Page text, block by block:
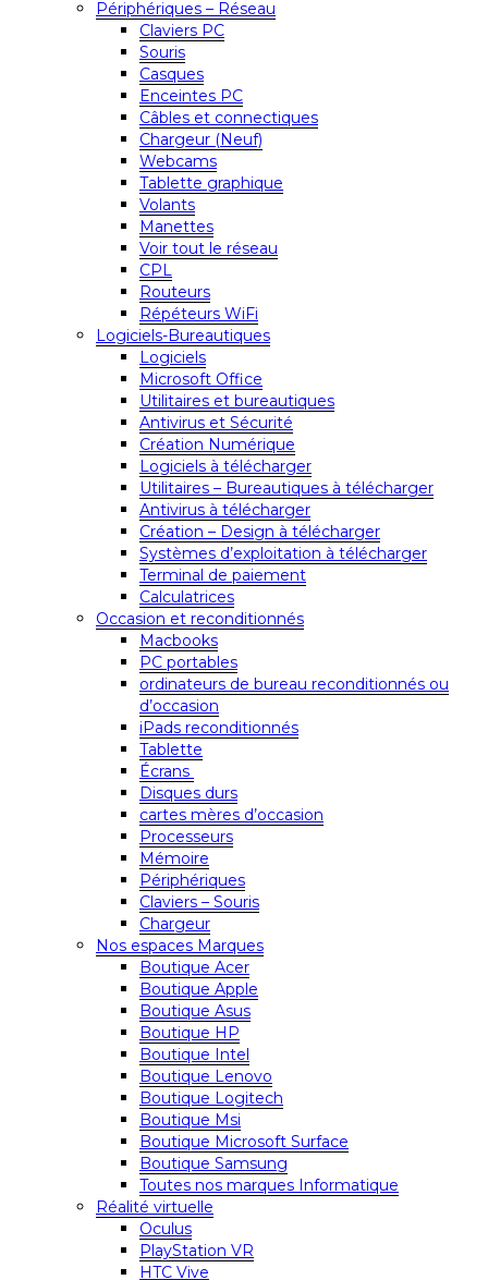
Périphériques – Réseau
Claviers PC
Souris
Casques
Enceintes PC
Câbles et connectiques
Chargeur (Neuf)
Webcams
Tablette graphique
Volants
Manettes
Voir tout le réseau
CPL
Routeurs
Répéteurs WiFi
Logiciels-Bureautiques
Logiciels
Microsoft Office
Utilitaires et bureautiques
Antivirus et Sécurité
Création Numérique
Logiciels à télécharger
Utilitaires – Bureautiques à télécharger
Antivirus à télécharger
Création – Design à télécharger
Systèmes d’exploitation à télécharger
Terminal de paiement
Calculatrices
Occasion et reconditionnés
Macbooks
PC portables
ordinateurs de bureau reconditionnés ou
d’occasion
iPads reconditionnés
Tablette
Écrans
Disques durs
cartes mères d’occasion
Processeurs
Mémoire
Périphériques
Claviers – Souris
Chargeur
Nos espaces Marques
Boutique Acer
Boutique Apple
Boutique Asus
Boutique HP
Boutique Intel
Boutique Lenovo
Boutique Logitech
Boutique Msi
Boutique Microsoft Surface
Boutique Samsung
Toutes nos marques Informatique
Réalité virtuelle
Oculus
PlayStation VR
HTC Vive